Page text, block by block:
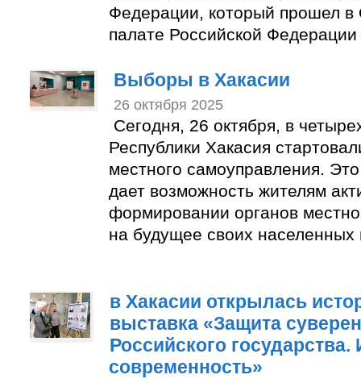
Федерации, который прошел
палате Российской
Выборы в Хакасии
26 октября 2025
Сегодня, 26 октября, в
Республики Хакасия
местного самоуправления.
дает возможность жителям
формировании органов
на будущее своих населенных
в Хакасии открылась
выставка «Защита
Российского государства.
современность»